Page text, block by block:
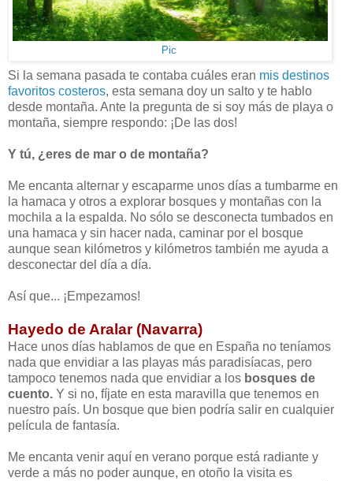
Pic
Si la semana pasada te contaba cuáles eran mis destinos
favoritos costeros, esta semana doy un salto y te hablo
desde montaña. Ante la pregunta de si soy más de playa o
montaña, siempre respondo: ¡De las dos!
Y tú, ¿eres de mar o de montaña?
Me encanta alternar y escaparme unos días a tumbarme en
la hamaca y otros a explorar bosques y montañas con la
mochila a la espalda. No sólo se desconecta tumbados en
una hamaca y sin hacer nada, caminar por el bosque
aunque sean kilómetros y kilómetros también me ayuda a
desconectar del día a día.
Así que... ¡Empezamos!
Hayedo de Aralar (Navarra)
Hace unos días hablamos de que en España no teníamos
nada que envidiar a las playas más paradisíacas, pero
tampoco tenemos nada que envidiar a los bosques de
cuento. Y si no, fíjate en esta maravilla que tenemos en
nuestro país. Un bosque que bien podría salir en cualquier
película de fantasía.
Me encanta venir aquí en verano porque está radiante y
verde a más no poder aunque, en otoño la visita es